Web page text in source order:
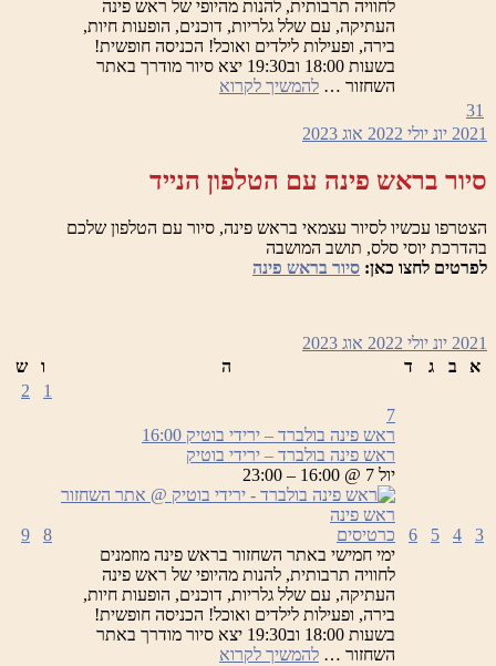
לחוויה תרבותית, להנות מהיופי של ראש פינה
העתיקה, עם שלל גלריות, דוכנים, הופעות חיות,
בירה, ופעילות לילדים ואוכל! הכניסה חופשית!
בשעות 18:00 וב19:30 יצא סיור מודרך באתר
השחזור … להמשיך לקרוא
בוטיק
31
2021 יונ יולי 2022 אוג 2023
סיור בראש פינה עם הטלפון הנייד
הצטרפו עכשיו לסיור עצמאי בראש פינה, סיור עם הטלפון שלכם
בהדרכת יוסי סלס, תושב המושבה
לפרטים לחצו כאן: סיור בראש פינה
2021 יונ יולי 2022 אוג 2023
א
ב ג ד ה ו
ש
1
2
3
4
5
6
7
ראש פינה בולברד – ירידי בוטיק 16:00
ראש פינה בולברד – ירידי בוטיק
יול 7 @ 16:00 – 23:00
כרטיסים
ימי חמישי באתר השחזור בראש פינה מוזמנים
לחוויה תרבותית, להנות מהיופי של ראש פינה
העתיקה, עם שלל גלריות, דוכנים, הופעות חיות,
בירה, ופעילות לילדים ואוכל! הכניסה חופשית!
בשעות 18:00 וב19:30 יצא סיור מודרך באתר
השחזור … להמשיך לקרוא
8
9